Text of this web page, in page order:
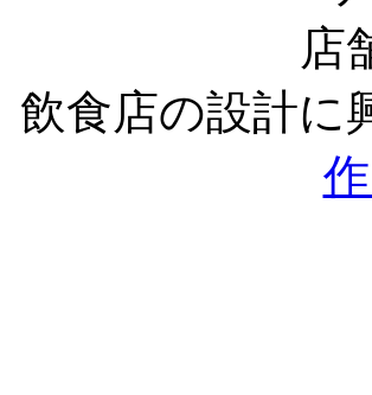
店
飲食店の設計に